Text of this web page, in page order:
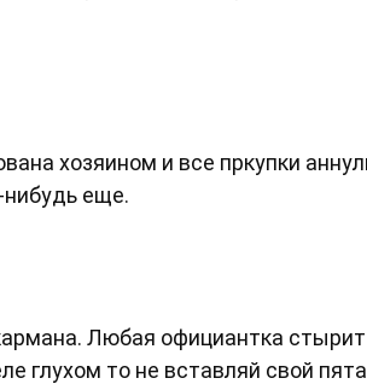
хозяином и все пркупки
еще.
Любая официантка
глухом то не вставляй свой